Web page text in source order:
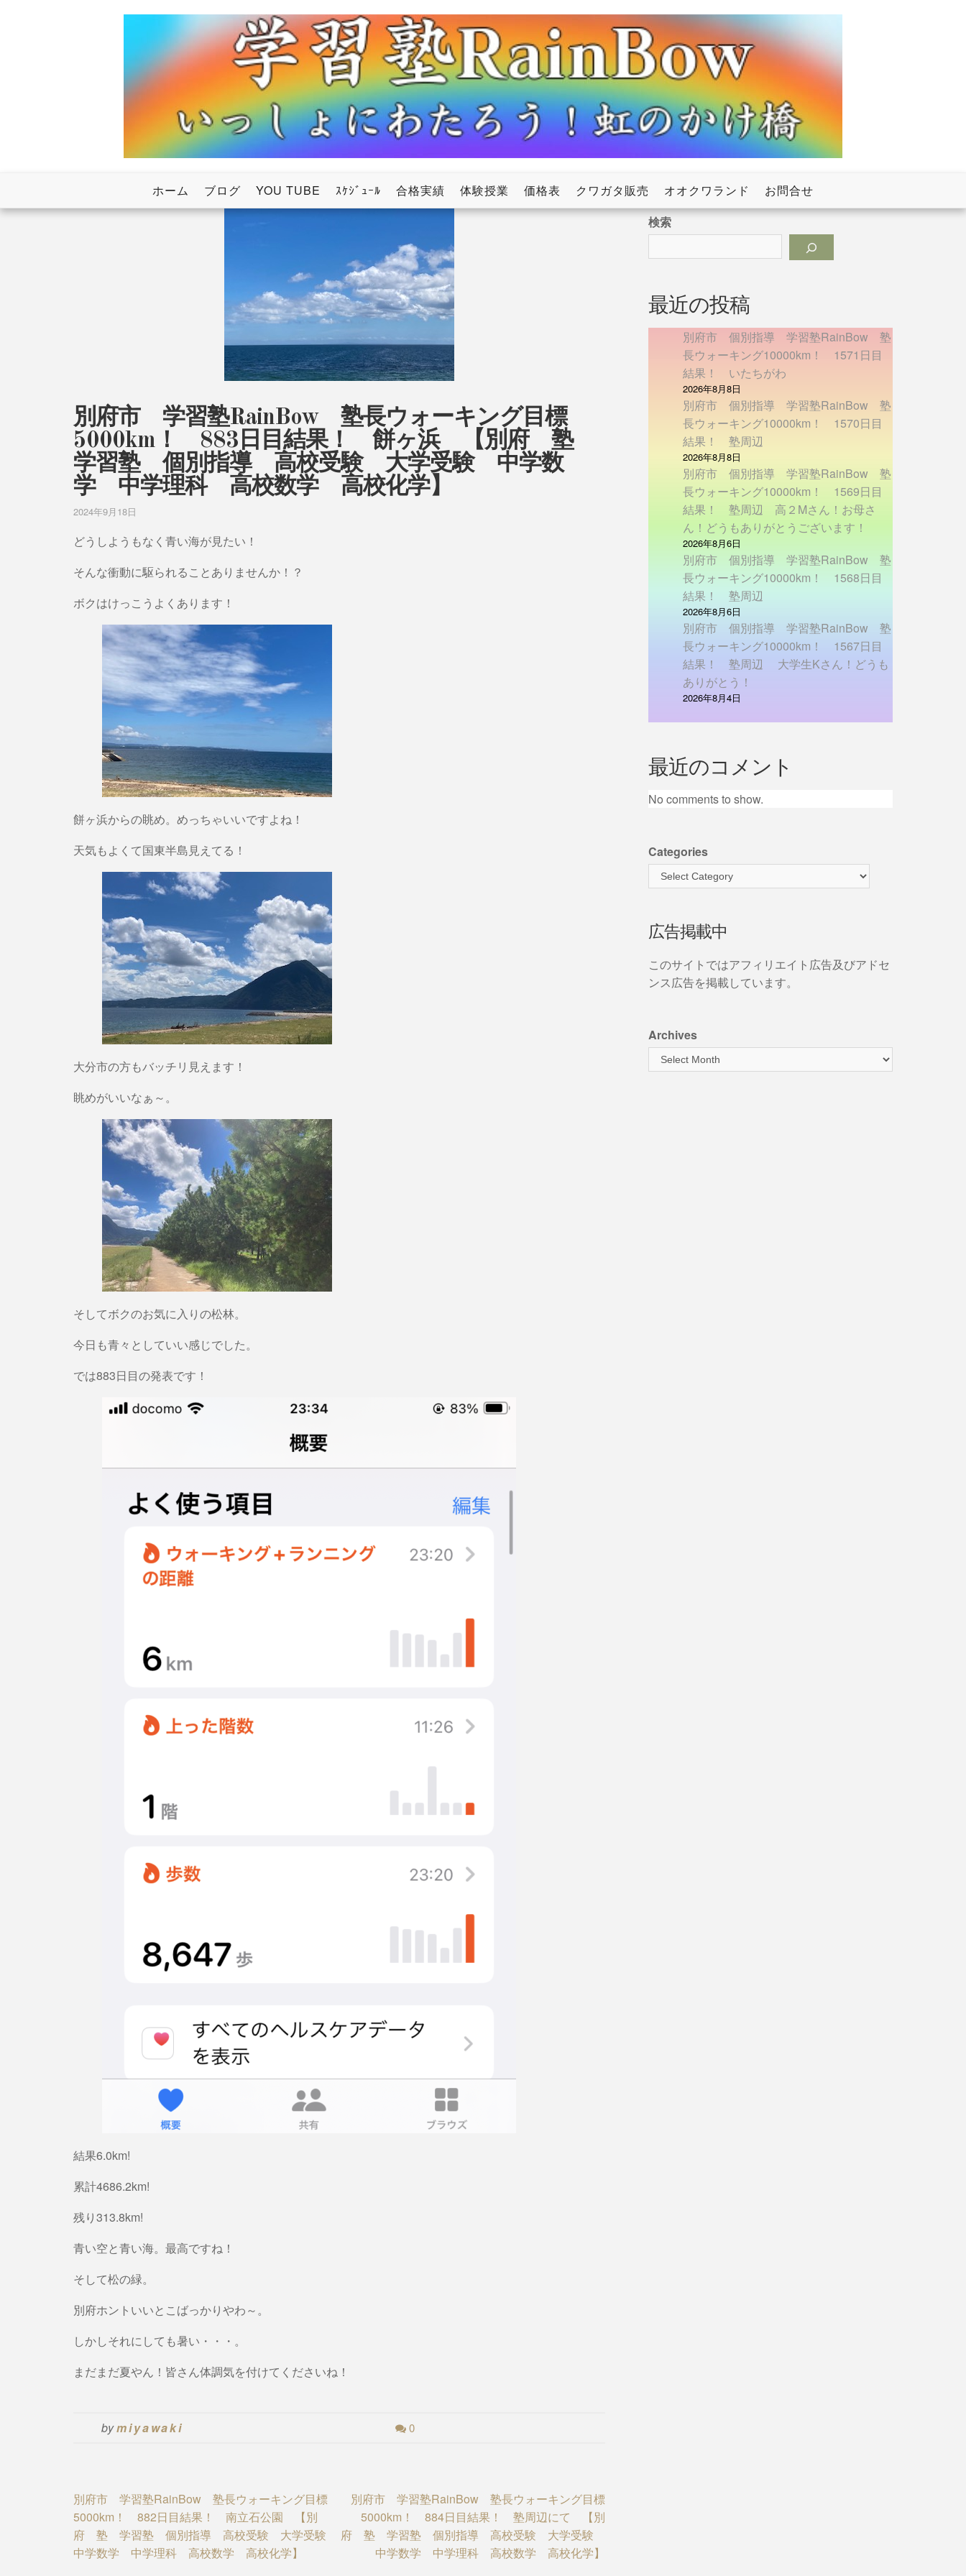
学習塾RainBow
ホーム ブログ YOU TUBE ｽｹｼﾞｭｰﾙ 合格実績 体験授業 価格表 クワガタ販売 オオクワランド お問合せ
別府市 学習塾RainBow 塾長ウォーキング目標
5000km！ 883日目結果！ 餅ヶ浜 【別府 塾
学習塾 個別指導 高校受験 大学受験 中学数
学 中学理科 高校数学 高校化学】
2024年9月18日
どうしようもなく青い海が見たい！
そんな衝動に駆られることありませんか！？
ボクはけっこうよくあります！
餅ヶ浜からの眺め。めっちゃいいですよね！
天気もよくて国東半島見えてる！
大分市の方もバッチリ見えます！
眺めがいいなぁ～。
そしてボクのお気に入りの松林。
今日も青々としていい感じでした。
では883日目の発表です！
結果6.0km!
累計4686.2km!
残り313.8km!
青い空と青い海。最高ですね！
そして松の緑。
別府ホントいいとこばっかりやわ～。
しかしそれにしても暑い・・・。
まだまだ夏やん！皆さん体調気を付けてくださいね！
bymiyawaki 0
Post
navigation
別府市 学習塾RainBow 塾長ウォーキング目標
5000km！ 882日目結果！ 南立石公園 【別
府 塾 学習塾 個別指導 高校受験 大学受験
中学数学 中学理科 高校数学 高校化学】
別府市 学習塾RainBow 塾長ウォーキング目標
5000km！ 884日目結果！ 塾周辺にて 【別
府 塾 学習塾 個別指導 高校受験 大学受験
中学数学 中学理科 高校数学 高校化学】
検索
最近の投稿
別府市 個別指導 学習塾RainBow 塾
長ウォーキング10000km！ 1571日目
結果！ いたちがわ
2026年8月8日
別府市 個別指導 学習塾RainBow 塾
長ウォーキング10000km！ 1570日目
結果！ 塾周辺
2026年8月8日
別府市 個別指導 学習塾RainBow 塾
長ウォーキング10000km！ 1569日目
結果！ 塾周辺 高２Mさん！お母さ
ん！どうもありがとうございます！
2026年8月6日
別府市 個別指導 学習塾RainBow 塾
長ウォーキング10000km！ 1568日目
結果！ 塾周辺
2026年8月6日
別府市 個別指導 学習塾RainBow 塾
長ウォーキング10000km！ 1567日目
結果！ 塾周辺 大学生Kさん！どうも
ありがとう！
2026年8月4日
最近のコメント
No comments to show.
Categories
広告掲載中
このサイトではアフィリエイト広告及びアドセ
ンス広告を掲載しています。
Archives